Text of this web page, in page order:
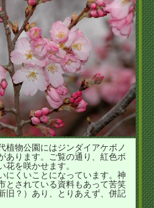
物公園にはジンダイアケボノ
あります。ご覧の通り、紅色ボ
花を咲かせます。
にくいことになっています。神
とされている資料もあって苦笑
旧？）あり、とりあえず、併記